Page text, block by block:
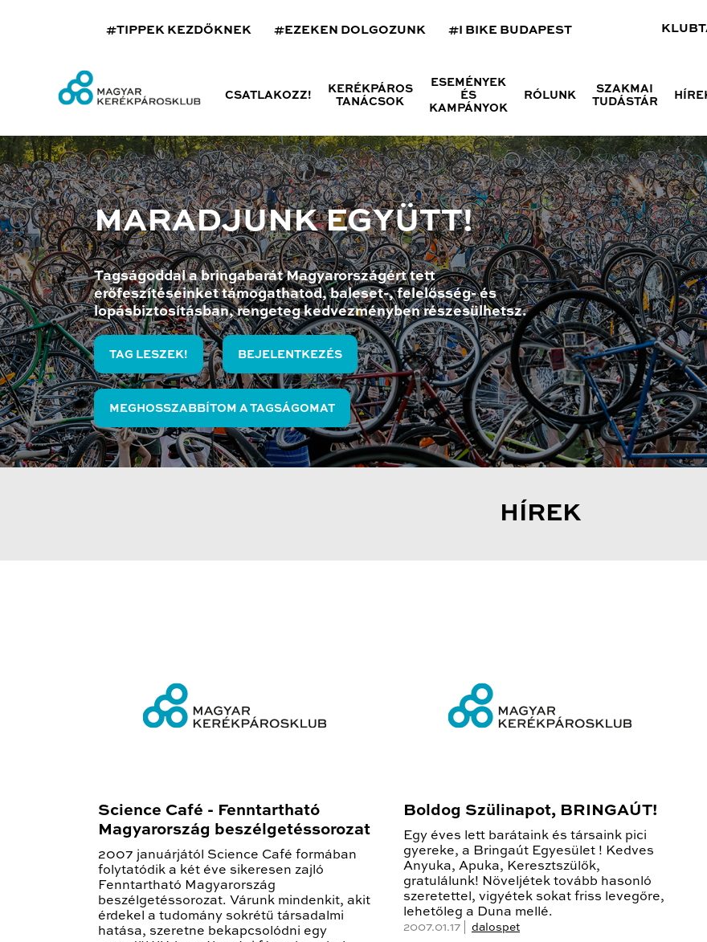
#TIPPEK KEZDŐKNEK #EZEKEN DOLGOZUNK #I BIKE BUDAPEST
CSATLAKOZZ!
KERÉKPÁROS
TANÁCSOK
ESEMÉNYEK
ÉS
KAMPÁNYOK
RÓLUNK
SZAKMAI
TUDÁSTÁR
MARADJUNK EGYÜTT!
Tagságoddal a bringabarát Magyarországért tett
erőfeszítéseinket támogathatod, baleset-, felelősség- és
lopásbiztosításban, rengeteg kedvezményben részesülhetsz.
TAG LESZEK! BEJELENTKEZÉS
MEGHOSSZABBÍTOM A TAGSÁGOMAT
HÍREK
Science Café - Fenntartható
Magyarország beszélgetéssorozat
2007 januárjától Science Café formában
folytatódik a két éve sikeresen zajló
Fenntartható Magyarország
beszélgetéssorozat. Várunk mindenkit, akit
érdekel a tudomány sokrétű társadalmi
hatása, szeretne bekapcsolódni egy
Boldog Szülinapot, BRINGAÚT!
Egy éves lett barátaink és társaink pici
gyereke, a Bringaút Egyesület ! Kedves
Anyuka, Apuka, Keresztszülők,
gratulálunk! Növeljétek tovább hasonló
szeretettel, vigyétek sokat friss levegőre,
lehetőleg a Duna mellé.
2007.01.17 | dalospet